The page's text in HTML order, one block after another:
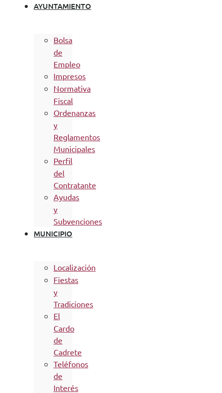
AYUNTAMIENTO
Bolsa
de
Empleo
Impresos
Normativa
Fiscal
Ordenanzas
y
Reglamentos
Municipales
Perfil
del
Contratante
Ayudas
y
Subvenciones
MUNICIPIO
Localización
Fiestas
y
Tradiciones
El
Cardo
de
Cadrete
Teléfonos
de
Interés